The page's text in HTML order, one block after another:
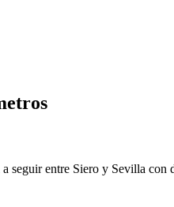
seguir entre Siero y Sevilla con